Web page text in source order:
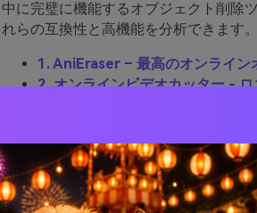
中に完璧に機能するオブジェクト削除
れらの互換性と高機能を分析できます。
1. AniEraser – 最高のオンライン
2. オンラインビデオカッター -
4. Runway - 不要なオブジェクト
5. HitPaw Watermark Remover -